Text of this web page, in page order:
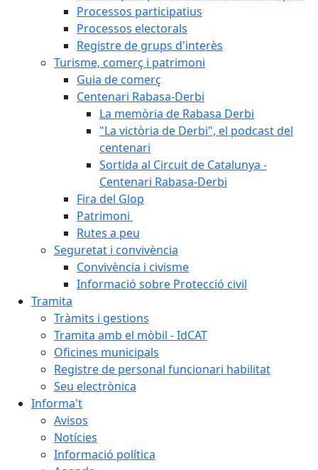
Processos participatius
Processos electorals
Registre de grups d'interès
Turisme, comerç i patrimoni
Guia de comerç
Centenari Rabasa-Derbi
La memòria de Rabasa Derbi
"La victòria de Derbi", el podcast del
centenari
Sortida al Circuit de Catalunya -
Centenari Rabasa-Derbi
Fira del Glop
Patrimoni
Rutes a peu
Seguretat i convivència
Convivència i civisme
Informació sobre Protecció civil
Tramita
Tràmits i gestions
Tramita amb el mòbil - IdCAT
Oficines municipals
Registre de personal funcionari habilitat
Seu electrònica
Informa't
Avisos
Notícies
Informació política